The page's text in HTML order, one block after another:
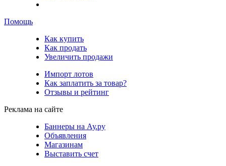
Помощь
Как купить
Как продать
Увеличить продажи
Импорт лотов
Как заплатить за товар?
Отзывы и рейтинг
Реклама на сайте
Баннеры на Ау.ру
Объявления
Магазинам
Выставить счет